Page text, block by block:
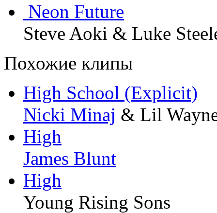
Neon Future
Steve Aoki & Luke
Похожие клипы
High School (Explicit)
Nicki Minaj & Lil
High
James Blunt
High
Young Rising Sons